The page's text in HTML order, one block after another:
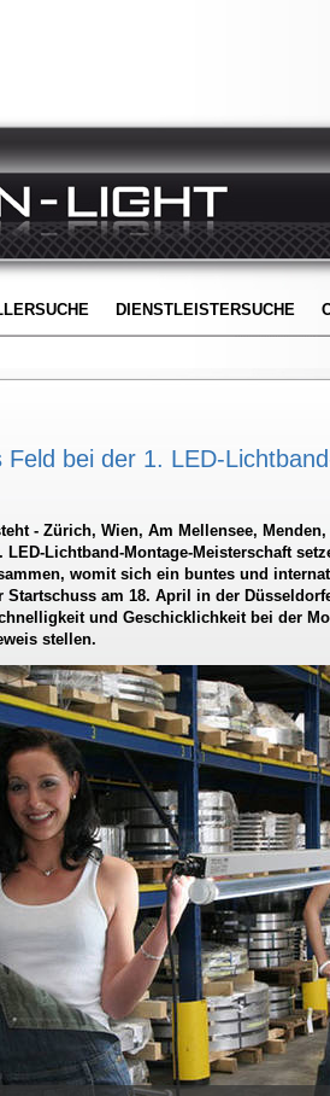
DIENSTLEISTERSUCHE
Feld bei der 1. LED-
- Zürich, Wien, Am Mellensee,
LED-Lichtband-Montage-Meisterschaft
womit sich ein buntes und
Startschuss am 18. April in der
und Geschicklichkeit bei der
stellen.